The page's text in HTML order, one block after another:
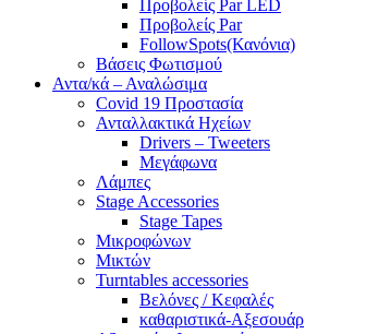
Προβολείς Par LED
Προβολείς Par
FollowSpots(Κανόνια)
Βάσεις Φωτισμού
Αντα/κά – Αναλώσιμα
Covid 19 Προστασία
Ανταλλακτικά Ηχείων
Drivers – Tweeters
Μεγάφωνα
Λάμπες
Stage Accessories
Stage Tapes
Μικροφώνων
Μικτών
Turntables accessories
Βελόνες / Κεφαλές
καθαριστικά-Αξεσουάρ